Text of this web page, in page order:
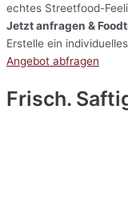
echtes Streetfood-
Jetzt anfragen &
Erstelle ein
Angebot abfragen
Frisch.